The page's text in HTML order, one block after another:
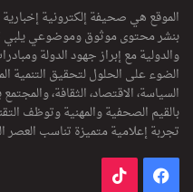
الموقع هي صحيفة إلكترونية
بنشر محتوى موثوق وموضوعي يلبي
والدولية مع إبراز جهود الدولة
الضوء على الحلول لتحقيق التنمية
السياسة، الاقتصاد، الثقافة،
بالقيم الصحفية والمهنية وتوظف
تجربة إعلامية متميزة تناسب العصر
فيسبوك